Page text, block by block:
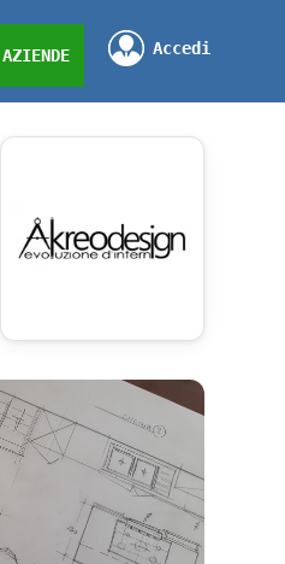
Accedi
AZIENDE